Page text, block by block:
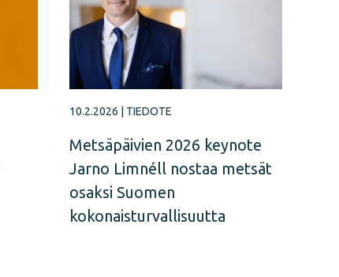
10.2.2026 TIEDOTE
Metsäpäivien 2026 keynote
Jarno Limnéll nostaa metsät
osaksi Suomen
kokonaisturvallisuutta